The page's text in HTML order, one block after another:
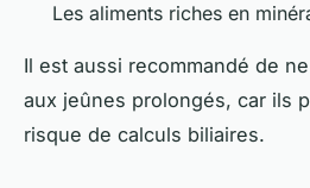
Les aliments riches en
Il est aussi recommandé de
aux jeûnes prolongés, car ils
risque de calculs biliaires.